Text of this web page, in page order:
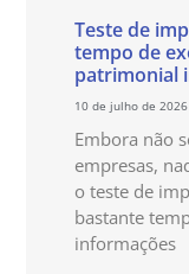
Teste de
tempo de
patrimonial
10 de julho de 2026
Embora não
empresas,
o teste de
bastante
informações